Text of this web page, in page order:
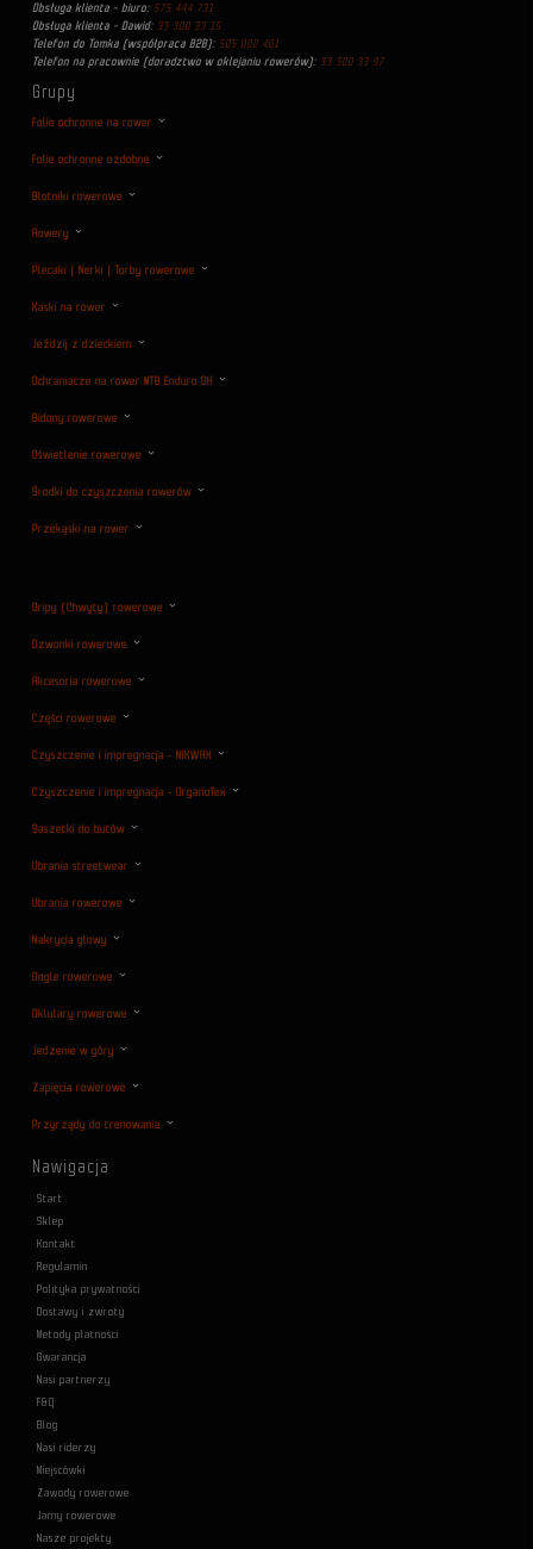
Obsługa klienta - biuro: 575 444 731
Obsługa klienta - Dawid: 33 300 33 15
Telefon do Tomka (współpraca B2B): 505 002 401
Telefon na pracownie (doradztwo w oklejaniu rowerów): 33 300 33 97
Grupy
Folie ochronne na rower
Folie ochronne ozdobne
Błotniki rowerowe
Rowery
Plecaki | Nerki | Torby rowerowe
Kaski na rower
Jeździj z dzieckiem
Ochraniacze na rower MTB Enduro DH
Bidony rowerowe
Oświetlenie rowerowe
Środki do czyszczenia rowerów
Przekąski na rower
Gripy (Chwyty) rowerowe
Dzwonki rowerowe
Akcesoria rowerowe
Części rowerowe
Czyszczenie i impregnacja - NIKWAX
Czyszczenie i impregnacja - OrganoTex
Saszetki do butów
Ubrania streetwear
Ubrania rowerowe
Nakrycia głowy
Gogle rowerowe
Oklulary rowerowe
Jedzenie w góry
Zapięcia rowerowe
Przyrządy do trenowania
Nawigacja
Start
Sklep
Kontakt
Regulamin
Polityka prywatności
Dostawy i zwroty
Metody płatności
Gwarancja
Nasi partnerzy
F&Q
Blog
Nasi riderzy
Miejscówki
Zawody rowerowe
Jamy rowerowe
Nasze projekty